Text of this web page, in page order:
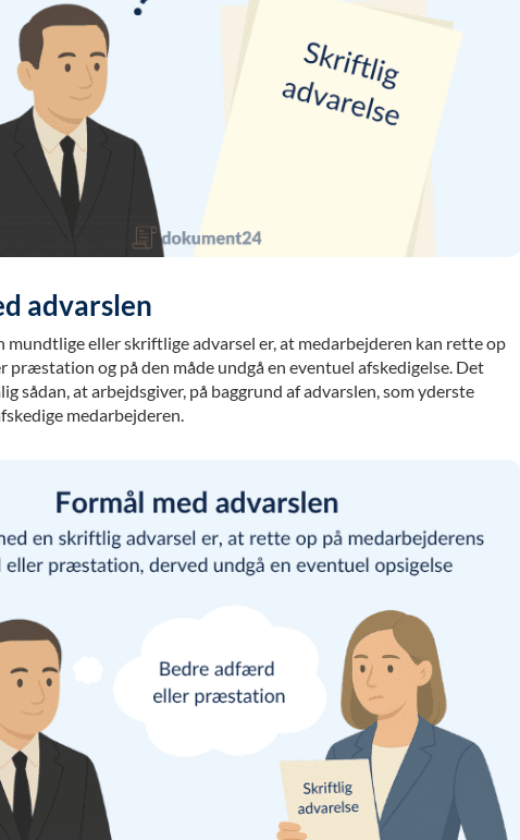
advarslen
mundtlige eller skriftlige advarsel er, at medarbejderen kan rette op
præstation og på den måde undgå en eventuel afskedigelse. Det
sådan, at arbejdsgiver, på baggrund af advarslen, som yderste
medarbejderen.